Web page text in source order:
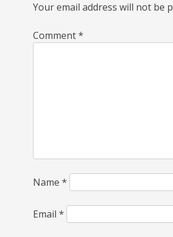
Your email address will not be
Comment*
Name *
Email *